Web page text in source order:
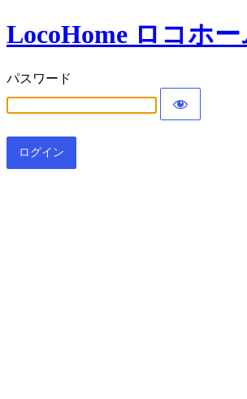
LocoHome ロコホー
パスワード